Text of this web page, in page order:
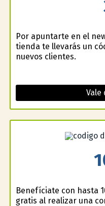
Por apuntarte en el
tienda te llevarás un
nuevos clientes.
Vale
Benefíciate con hasta
gratis al realizar una